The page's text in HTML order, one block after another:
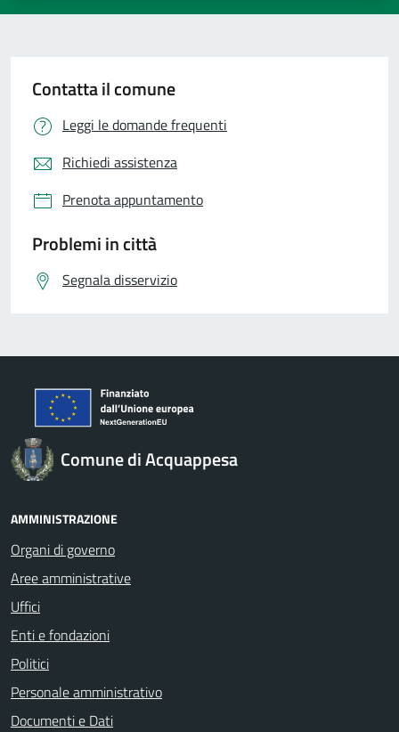
Contatta il comune
Leggi le domande frequenti
Richiedi assistenza
Prenota appuntamento
Problemi in città
Segnala disservizio
Comune di Acquappesa
AMMINISTRAZIONE
Organi di governo
Aree amministrative
Uffici
Enti e fondazioni
Politici
Personale amministrativo
Documenti e Dati